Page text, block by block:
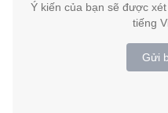
Ý kiến của bạn sẽ được
tiếng
Gửi